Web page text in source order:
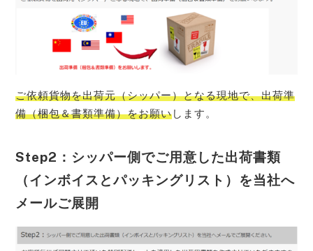
ご依頼貨物を出荷元（シッパー）となる現地で、出荷準
備（梱包＆書類準備）をお願いします。
Step2：シッパー側でご用意した出荷書類
（インボイスとパッキングリスト）を当社へ
メールご展開